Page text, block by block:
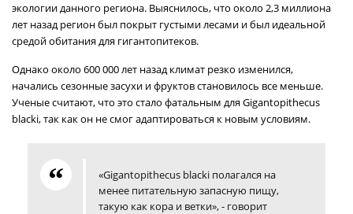
экологии данного региона. Выяснилось, что около 2,3 миллиона
лет назад регион был покрыт густыми лесами и был идеальной
средой обитания для гигантопитеков.
Однако около 600 000 лет назад климат резко изменился,
начались сезонные засухи и фруктов становилось все меньше.
Ученые считают, что это стало фатальным для Gigantopithecus
blacki, так как он не смог адаптироваться к новым условиям.
«Gigantopithecus blacki полагался на
менее питательную запасную пищу,
такую как кора и ветки», - говорит